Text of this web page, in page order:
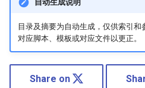
自动生成说明
目录及摘要为自动生成，仅供索引
对应脚本、模板或对应文件以更正。
Share on